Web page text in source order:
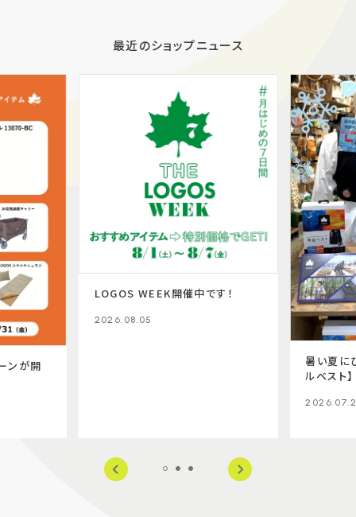
最近のショップニュース
ンが開
LOGOS WEEK開催中です！
2026.08.05
暑い夏に
ルベスト】